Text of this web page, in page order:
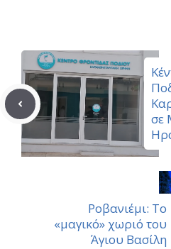
σε
Ροβανιέμι: Το
«μαγικό» χωριό του
Άγιου Βασίλη